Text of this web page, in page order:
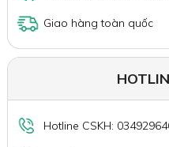
Giao hàng toàn quốc
Hotline CSKH: